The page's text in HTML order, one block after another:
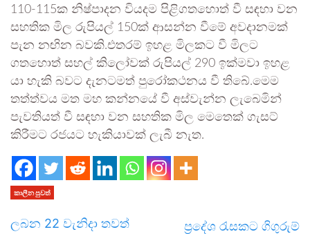
110-115ක නිෂ්පාදන වියදම පිළිගතහොත් වී සඳහා වන
සහතික මිල රුපියල් 150ක් ආසන්න වීමේ අවදානමක්
පැන නඟින බවකි.එතරම් ඉහළ මිලකට වී මිලට
ගතහොත් සහල් කිලෝවක් රුපියල් 290 ඉක්මවා ඉහළ
යා හැකි බවට දැනටමත් පුරෝකථනය වී තිබේ.මෙම
තත්ත්වය මත මහ කන්නයේ වී අස්වැන්න ලැබෙමින්
පැවතියත් වී සඳහා වන සහතික මිල මෙතෙක් ගැසට්
කිරීමට රජයට හැකියාවක් ලැබී නැත.
කාලීන පුවත්
ලබන 22 වැනිදා තවත්
ප්‍රදේශ රැසකට ගිගුරුම්